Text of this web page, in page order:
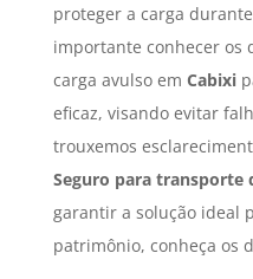
proteger a carga
importante conhecer os
carga avulso em Cabixi
eficaz, visando evitar
trouxemos
Seguro para transporte
garantir a solução ideal
patrimônio, conheça os